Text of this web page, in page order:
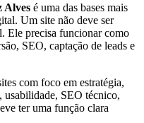
Alves é uma das bases mais
Um site não deve ser
Ele precisa funcionar como
SEO, captação de leads e
com foco em estratégia,
usabilidade, SEO técnico,
ter uma função clara